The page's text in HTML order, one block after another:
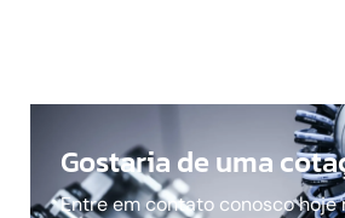
Gostaria de uma
Entre em contato conosco hoje